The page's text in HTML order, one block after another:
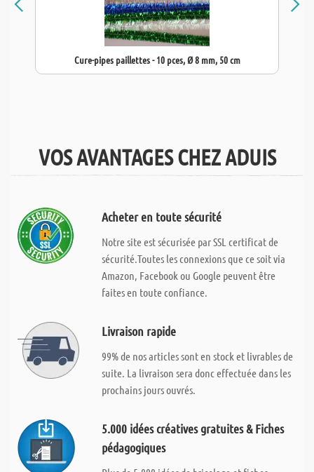
Cure-pipes paillettes - 10 pces, Ø 8 mm, 50 cm
VOS AVANTAGES CHEZ ADUIS
Acheter en toute sécurité
Notre site est sécurisée par SSL certificat de
sécurité.Toutes les connexions que ce soit via
Amazon, Facebook ou Google peuvent être
faites en toute confiance.
Livraison rapide
99% de nos articles sont en stock et livrables de
suite. La livraison sera donc effectuée dans les
prochains jours ouvrés.
5.000 idées créatives gratuites & Fiches
pédagogiques